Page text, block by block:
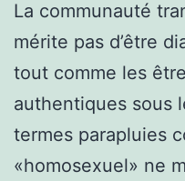
La communauté
mérite pas d’être
tout comme les
authentiques sous
termes parapluies
«homosexuel» ne